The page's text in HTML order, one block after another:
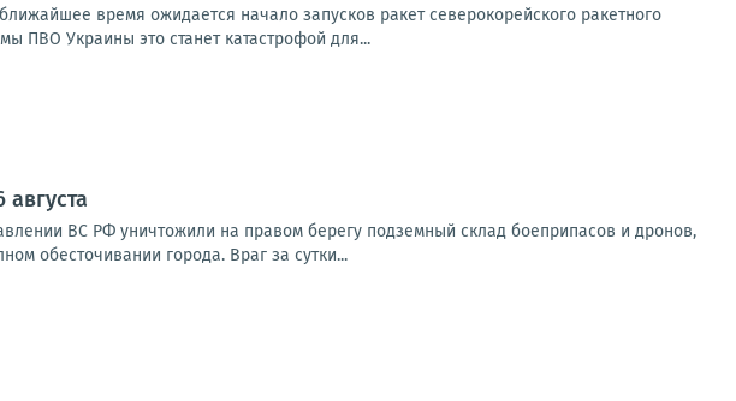
время ожидается начало запусков ракет северокорейского ракетного
ПВО Украины это станет катастрофой для...
ВС РФ уничтожили на правом берегу подземный склад боеприпасов и дронов,
обесточивании города. Враг за сутки...